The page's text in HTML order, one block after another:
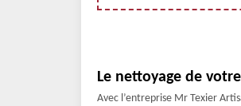
Le nettoyage de
Avec l’entreprise Mr Texier